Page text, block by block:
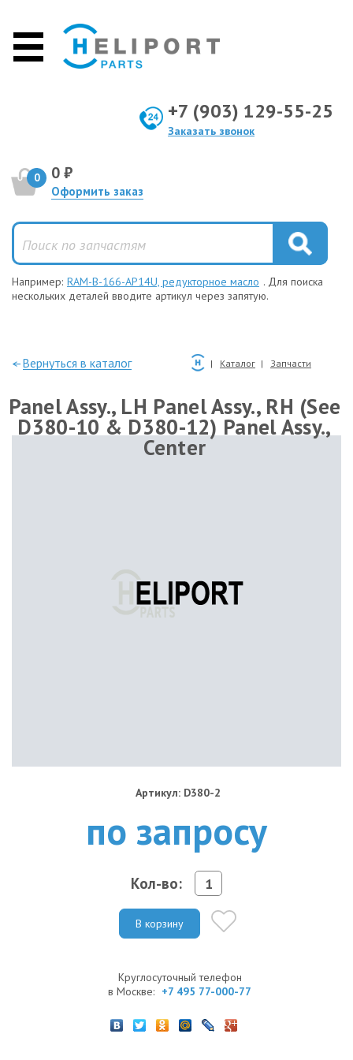
+7 (903) 129-55-25
Заказать звонок
0 0 ₽
Оформить заказ
Например: RAM-B-166-AP14U, редукторное масло . Для поиска
нескольких деталей вводите артикул через запятую.
—Вернуться в каталог Каталог Запчасти
Panel Assy., LH Panel Assy., RH (See
D380-10 & D380-12) Panel Assy.,
Center
Артикул: D380-2
по запросу
Кол-во:
В корзину
Круглосуточный телефон
в Москве: +7 495 77-000-77